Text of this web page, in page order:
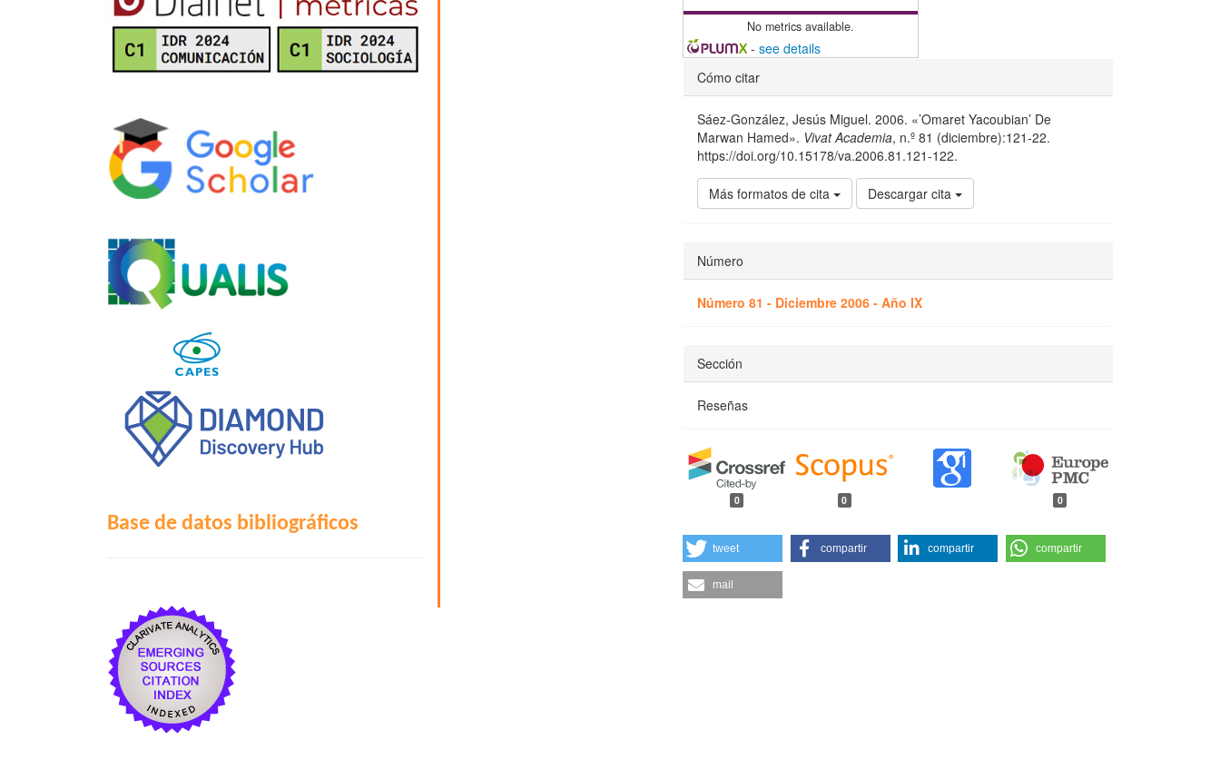
No metrics available.
- see details
Detalles
del
artículo
Cómo citar
Sáez-González, Jesús Miguel. 2006. «’Omaret Yacoubian’ De
Marwan Hamed». Vivat Academia, n.º 81 (diciembre):121-22.
https://doi.org/10.15178/va.2006.81.121-122.
Más formatos de cita Descargar cita
Número
Número 81 - Diciembre 2006 - Año IX
Sección
Reseñas
0 0 0
tweet compartir compartir compartir
mail
Base de datos bibliográficos